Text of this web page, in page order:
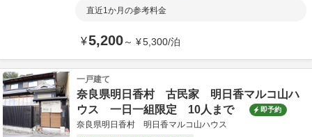
直近1か月の参考料金
¥5,200～ ¥5,300/泊
一戸建て
奈良県明日香村 古民家 明日香マルコ山ハ
ウス 一日一組限定 10人まで
即予約
奈良県明日香村 明日香マルコ山ハウス